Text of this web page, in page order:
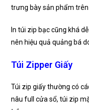
trưng bày sản phẩm trên
In túi zip bạc cũng khá
nên hiệu quả quảng bá
Túi Zipper Giấy
Túi zip giấy thường có
nâu full cửa sổ, túi zip